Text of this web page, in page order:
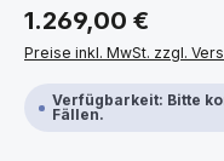
Regulärer Preis:
1.269,00 €
Preise inkl. MwSt. zzgl.
Verfügbarkeit: Bitte
Fällen.